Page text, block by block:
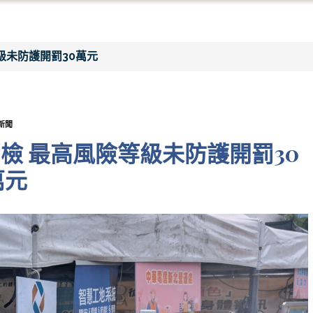
未防護開罰30萬元
聞
最高風險等級未防護開罰30